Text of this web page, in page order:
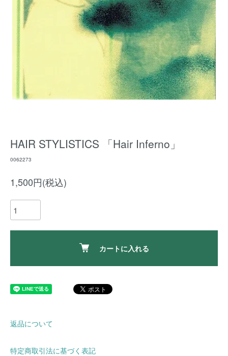
HAIR STYLISTICS 「Hair Inferno」
0062273
1,500円(税込)
カートに入れる
返品について
特定商取引法に基づく表記